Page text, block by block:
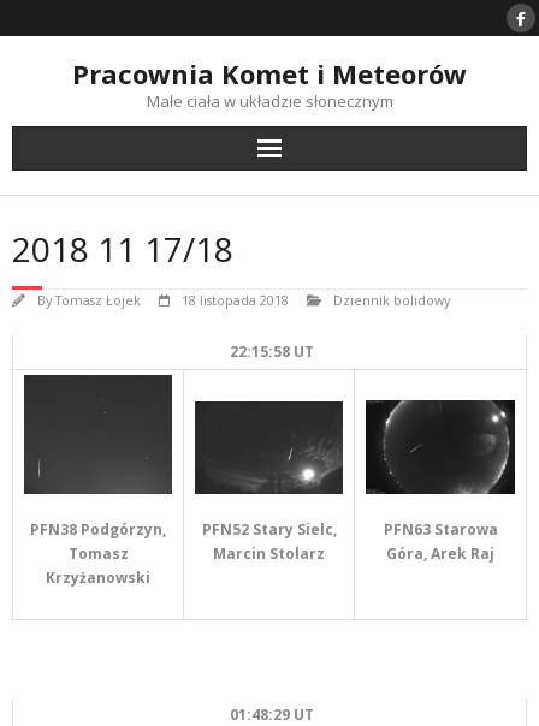
to
Pracownia Komet i Meteorów
Małe ciała w układzie słonecznym
2018 11 17/18
ByTomasz Łojek 18 listopada 2018 Dziennik bolidowy
22:15:58 UT
PFN38 Podgórzyn,
Tomasz
Krzyżanowski
PFN52 Stary Sielc,
Marcin Stolarz
PFN63 Starowa
Góra, Arek Raj
01:48:29 UT